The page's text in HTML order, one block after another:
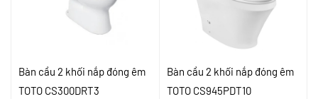
Bàn cầu 2 khối nắp đóng êm
TOTO CS300DRT3
Bàn cầu 2 khối nắp đóng êm
TOTO CS945PDT10